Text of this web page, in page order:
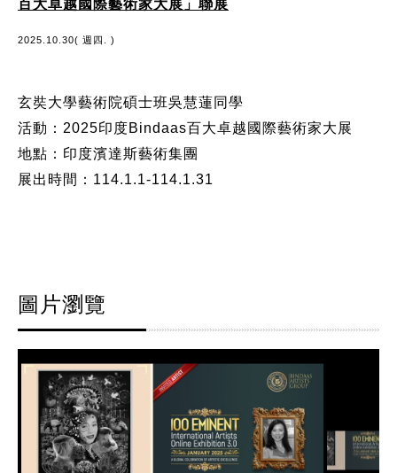
百大卓越國際藝術家大展」聯展
2025.10.30( 週四. )
玄奘大學藝術院碩士班吳慧蓮同學
活動：2025印度Bindaas百大卓越國際藝術家大展
地點：印度濱達斯藝術集團
展出時間：114.1.1-114.1.31
圖片瀏覽